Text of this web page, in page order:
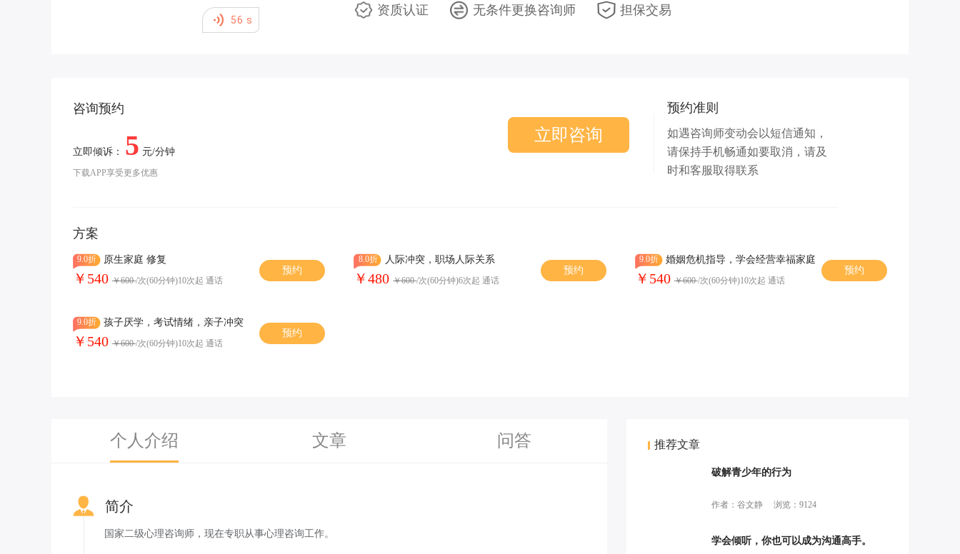
56 s
资质认证 无条件更换咨询师 担保交易
咨询预约
立即倾诉： 5 元/分钟
下载APP享受更多优惠
立即咨询
预约准则
如遇咨询师变动会以短信通知，
请保持手机畅通如要取消，请及
时和客服取得联系
方案
9.0折 原生家庭 修复
￥540 ￥600/次(60分钟)10次起 通话
预约
8.0折 人际冲突，职场人际关系
￥480￥600/次(60分钟)6次起 通话
预约
9.0折 婚姻危机指导，学会经营幸福家庭
￥540￥600/次(60分钟)10次起 通话
预约
9.0折 孩子厌学，考试情绪，亲子冲突
￥540 ￥600/次(60分钟)10次起 通话
预约
个人介绍 文章 问答
简介
国家二级心理咨询师，现在专职从事心理咨询工作。
推荐文章
破解青少年的行为
作者：谷文静 浏览：9124
学会倾听，你也可以成为沟通高手。